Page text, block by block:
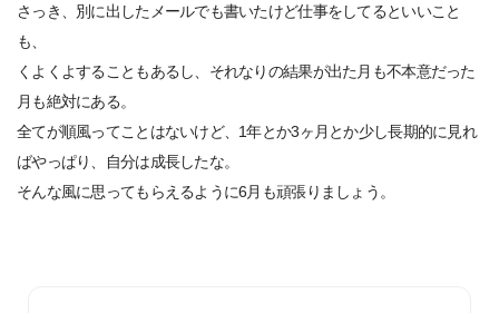
さっき、別に出したメールでも書いたけど仕事をしてるといいこと
も、
くよくよすることもあるし、それなりの結果が出た月も不本意だった
月も絶対にある。
全てが順風ってことはないけど、1年とか3ヶ月とか少し長期的に見れ
ばやっぱり、自分は成長したな。
そんな風に思ってもらえるように6月も頑張りましょう。